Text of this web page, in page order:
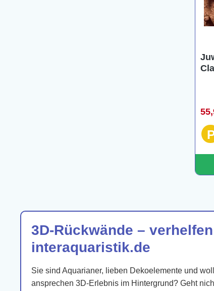
3D-Rückwände –
interaquaristik.de
Sie sind Aquarianer, lieben Dekoelemente und
ansprechen 3D-Erlebnis im Hintergrund? Geht